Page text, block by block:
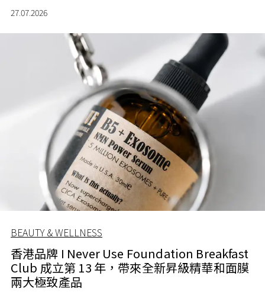
27.07.2026
BEAUTY & WELLNESS
香港品牌 I Never Use Foundation Breakfast
Club 成立第 13 年，帶來全新昇級精華和面膜
兩大極致產品